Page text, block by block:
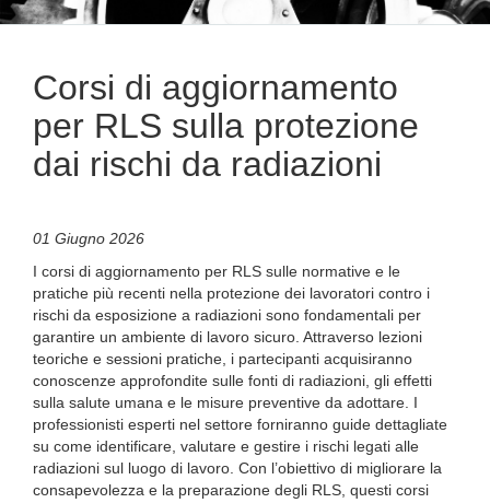
Corsi di aggiornamento
per RLS sulla protezione
dai rischi da radiazioni
01 Giugno 2026
I corsi di aggiornamento per RLS sulle normative e le
pratiche più recenti nella protezione dei lavoratori contro i
rischi da esposizione a radiazioni sono fondamentali per
garantire un ambiente di lavoro sicuro. Attraverso lezioni
teoriche e sessioni pratiche, i partecipanti acquisiranno
conoscenze approfondite sulle fonti di radiazioni, gli effetti
sulla salute umana e le misure preventive da adottare. I
professionisti esperti nel settore forniranno guide dettagliate
su come identificare, valutare e gestire i rischi legati alle
radiazioni sul luogo di lavoro. Con l’obiettivo di migliorare la
consapevolezza e la preparazione degli RLS, questi corsi